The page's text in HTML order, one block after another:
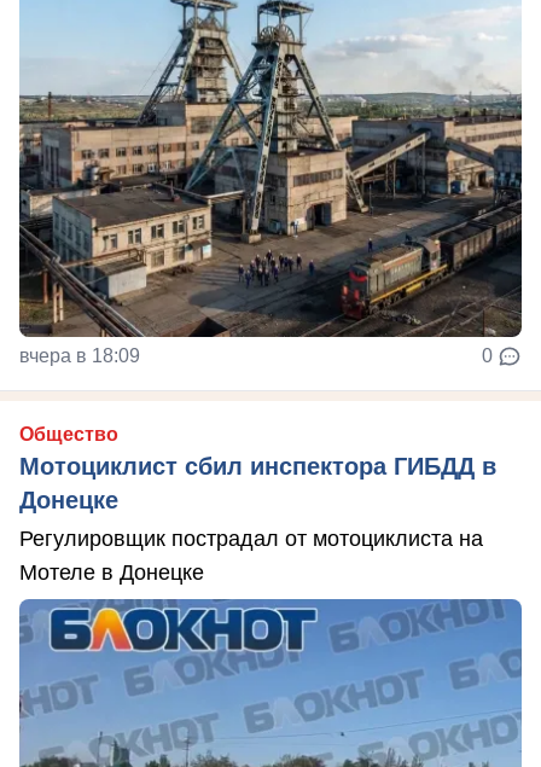
вчера в 18:09 0
Общество
Мотоциклист сбил инспектора ГИБДД в
Донецке
Регулировщик пострадал от мотоциклиста на
Мотеле в Донецке